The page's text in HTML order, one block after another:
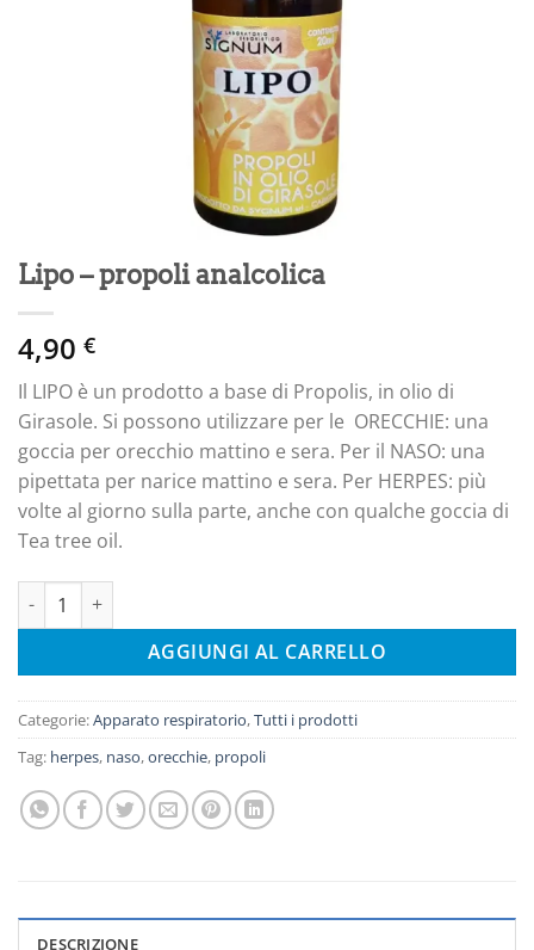
Lipo – propoli analcolica
4,90 €
Il LIPO è un prodotto a base di Propolis, in olio di
Girasole. Si possono utilizzare per le ORECCHIE: una
goccia per orecchio mattino e sera. Per il NASO: una
pipettata per narice mattino e sera. Per HERPES: più
volte al giorno sulla parte, anche con qualche goccia di
Tea tree oil.
Lipo - propoli analcolica quantità
AGGIUNGI AL CARRELLO
Categorie:Apparato respiratorio,Tutti i prodotti
Tag: herpes, naso,orecchie, propoli
DESCRIZIONE